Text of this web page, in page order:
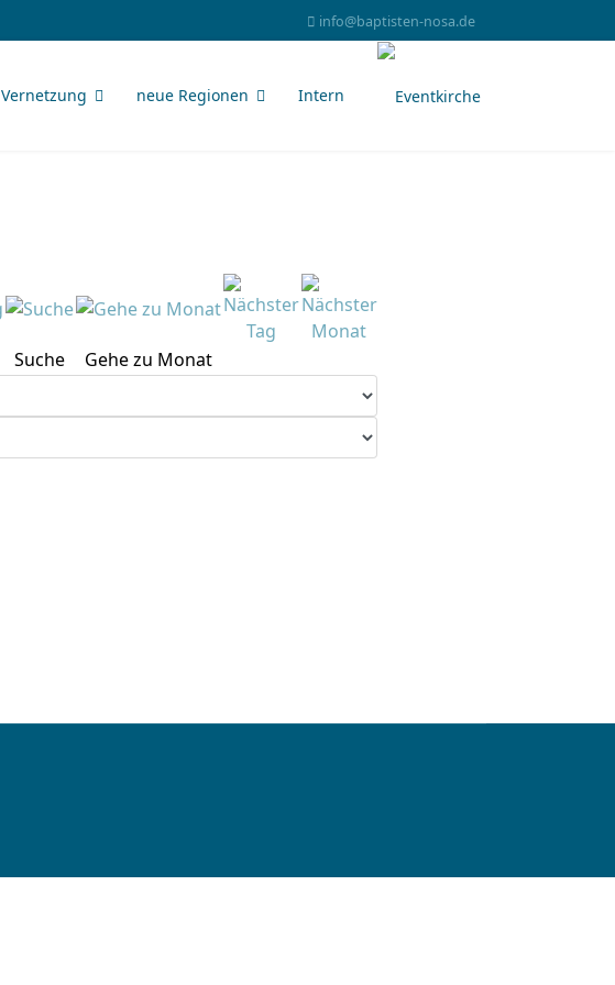
info@baptisten-nosa.de
Vernetzung neue Regionen Intern
Suche Gehe zu Monat